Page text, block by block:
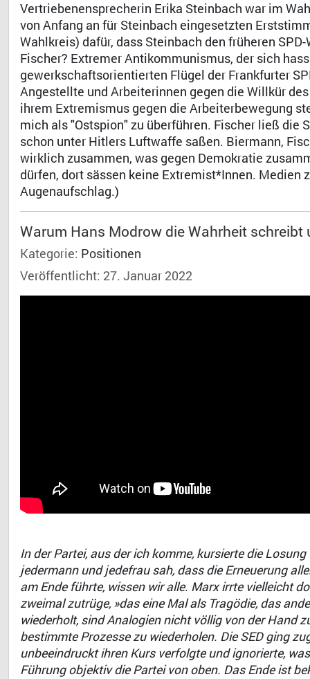
Vertriebenensprecherin Erika Steinbach war im
von Anfang an für Steinbach eingesetzten
Wahlkreis) dafür, dass Steinbach den früheren
Fischer? Extremer Antikommunismus, der sich
gewerkschaftsorientierten Flügel der Frankfurter
Angestellte und Arbeiterinnen gegen die Willkür
ihrem Extremismus gegen die Arbeiterbewegung
mich als "Ostspion" zu überführen. Fischer ließ die
schon unter Hitlers Luftwaffe saßen. Biermann,
wirklich zusammen, was gegen Demokratie
dürfen, dort sässen keine Extremist*Innen.
Augenaufschlag.)
Warum Hans Modrow die Wahrheit
Kategorie: Positionen
Veröffentlicht: 27. Januar 2022
In der Partei, aus der ich komme, kursierte die
jedermann und jedefrau sah, dass die Erneuerung
am Ende führte, wissen wir alle. Marx irrte vielleicht
zweimal zutrüge, »das eine Mal als Tragödie, das
wiederholt, sind Analogien nicht völlig von der Hand
bestimmte Prozesse zu wiederholen. Die SED ging
unbeeindruckt ihren Kurs verfolgte und ignorierte,
Führung objektiv die Partei von oben. Das Ende ist